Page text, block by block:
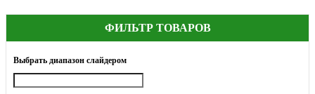
ФИЛЬТР ТОВАРОВ
Выбрать диапазон слайдером